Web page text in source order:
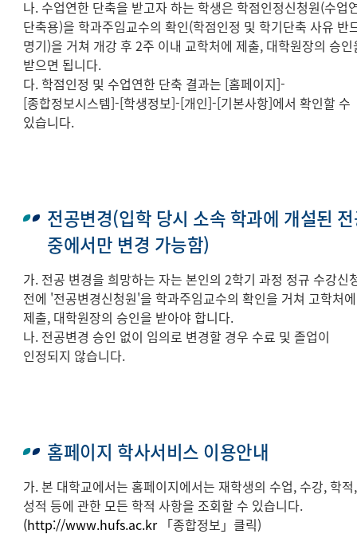
나. 수업연한 단축을 받고자 하는 학생은 학점인정신청원(수업
단축용)을 학과주임교수의 확인(학점인정 및 학기단축 사유 반
명기)을 거쳐 개강 후 2주 이내 교학처에 제출, 대학원장의 승인
받으면 됩니다.
다. 학점인정 및 수업연한 단축 결과는 [홈페이지]-
[종합정보시스템]-[학생정보]-[개인]-[기본사항]에서 확인할 수
있습니다.
전공변경(입학 당시 소속 학과에 개설된
중에서만 변경 가능함)
가. 전공 변경을 희망하는 자는 본인의 2학기 과정 정규 수강신
전에 '전공변경신청원'을 학과주임교수의 확인을 거쳐 고학처에
제출, 대학원장의 승인을 받아야 합니다.
나. 전공변경 승인 없이 임의로 변경할 경우 수료 및 졸업이
인정되지 않습니다.
홈페이지 학사서비스 이용안내
가. 본 대학교에서는 홈페이지에서는 재학생의 수업, 수강, 학적,
성적 등에 관한 모든 학적 사항을 조회할 수 있습니다.
(http://www.hufs.ac.kr「종합정보」클릭)